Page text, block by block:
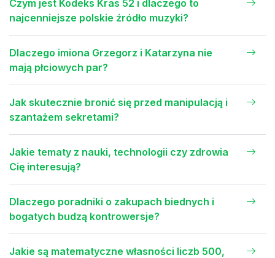
Czym jest Kodeks Kras 52 i dlaczego to
najcenniejsze polskie źródło muzyki?
Dlaczego imiona Grzegorz i Katarzyna nie
mają płciowych par?
Jak skutecznie bronić się przed manipulacją i
szantażem sekretami?
Jakie tematy z nauki, technologii czy zdrowia
Cię interesują?
Dlaczego poradniki o zakupach biednych i
bogatych budzą kontrowersje?
Jakie są matematyczne własności liczb 500,